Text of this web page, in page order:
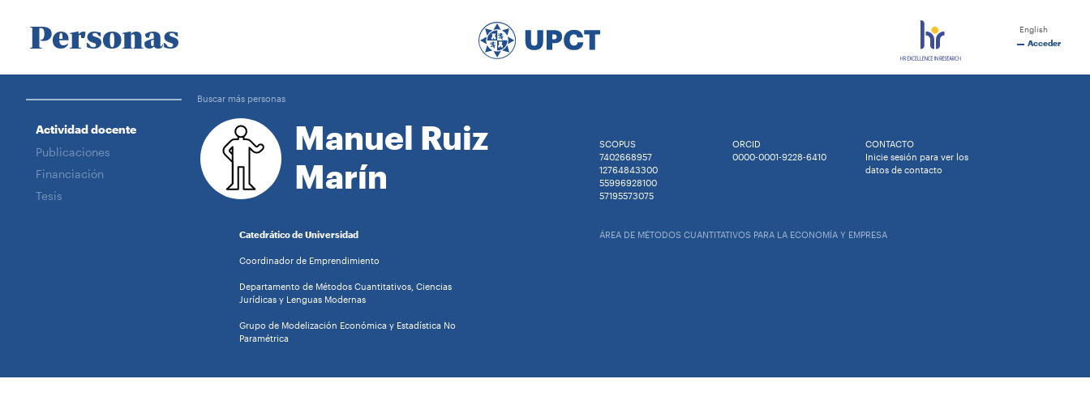
Personas
English
Acceder
Buscar más personas
Actividad docente
Publicaciones
Financiación
Tesis
Manuel Ruiz
Marín
SCOPUS
7402668957
12764843300
55996928100
57195573075
ORCID
0000-0001-9228-6410
CONTACTO
Inicie sesión para ver los
datos de contacto
Catedrático de Universidad
Coordinador de Emprendimiento
Departamento de Métodos Cuantitativos, Ciencias
Jurídicas y Lenguas Modernas
Grupo de Modelización Económica y Estadística No
Paramétrica
ÁREA DE MÉTODOS CUANTITATIVOS PARA LA ECONOMÍA Y EMPRESA